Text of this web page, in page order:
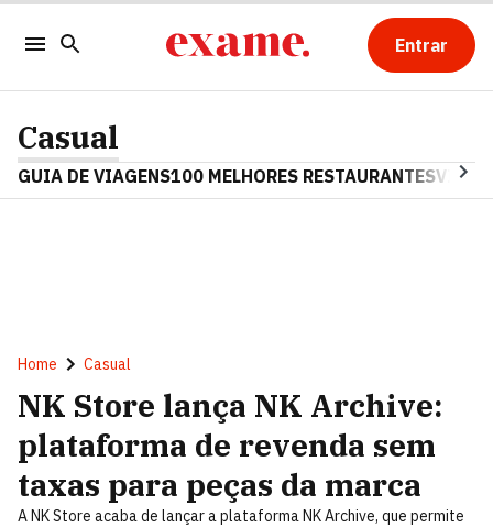
Entrar
Casual
GUIA DE VIAGENS100 MELHORES RESTAURANTES
Home Casual
NK Store lança NK Archive:
plataforma de revenda sem
taxas para peças da marca
A NK Store acaba de lançar a plataforma NK Archive, que permite